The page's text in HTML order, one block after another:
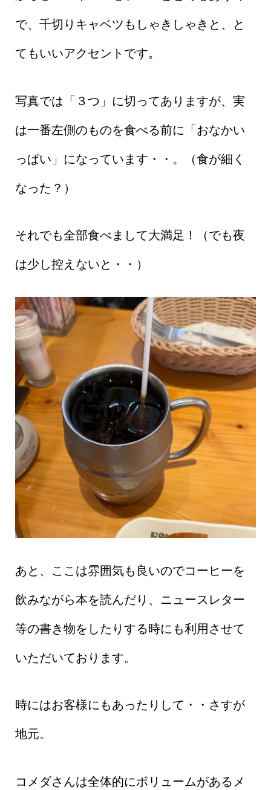
で、千切りキャベツもしゃきしゃきと、と
てもいいアクセントです。
写真では「３つ」に切ってありますが、実
は一番左側のものを食べる前に「おなかい
っぱい」になっています・・。（食が細く
なった？）
それでも全部食べまして大満足！（でも夜
は少し控えないと・・）
あと、ここは雰囲気も良いのでコーヒーを
飲みながら本を読んだり、ニュースレター
等の書き物をしたりする時にも利用させて
いただいております。
時にはお客様にもあったりして・・さすが
地元。
コメダさんは全体的にボリュームがあるメ